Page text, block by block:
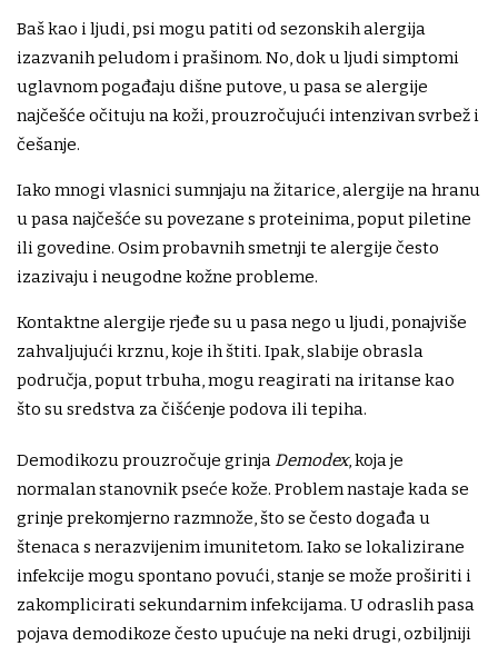
Baš kao i ljudi, psi mogu patiti od sezonskih alergija
izazvanih peludom i prašinom. No, dok u ljudi simptomi
uglavnom pogađaju dišne putove, u pasa se alergije
najčešće očituju na koži, prouzročujući intenzivan svrbež i
češanje.
Iako mnogi vlasnici sumnjaju na žitarice, alergije na hranu
u pasa najčešće su povezane s proteinima, poput piletine
ili govedine. Osim probavnih smetnji te alergije često
izazivaju i neugodne kožne probleme.
Kontaktne alergije rjeđe su u pasa nego u ljudi, ponajviše
zahvaljujući krznu, koje ih štiti. Ipak, slabije obrasla
područja, poput trbuha, mogu reagirati na iritanse kao
što su sredstva za čišćenje podova ili tepiha.
Demodikozu prouzročuje grinjaDemodex, koja je
normalan stanovnik pseće kože. Problem nastaje kada se
grinje prekomjerno razmnože, što se često događa u
štenaca s nerazvijenim imunitetom. Iako se lokalizirane
infekcije mogu spontano povući, stanje se može proširiti i
zakomplicirati sekundarnim infekcijama. U odraslih pasa
pojava demodikoze često upućuje na neki drugi, ozbiljniji